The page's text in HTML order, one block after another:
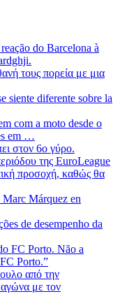
do Barcelona à
τους πορεία με μια
siente diferente sobre la
com a moto desde o
em …
στον 6ο γύρο.
της EuroLeague
προσοχή, καθώς θα
Marc Márquez en
de desempenho da
FC Porto. Não a
Porto.”
από την
με τον